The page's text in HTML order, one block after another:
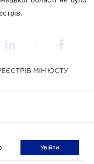
МІН'ЮСТУ
увійти